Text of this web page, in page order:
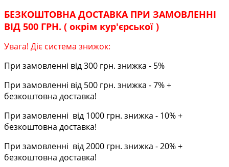
БЕЗКОШТОВНА ДОСТАВКА ПРИ ЗАМОВЛЕННІ
ВІД 500 ГРН. ( окрім кур'єрської )
Увага! Діє система знижок:
При замовленні від 300 грн. знижка - 5%
При замовленні від 500 грн. знижка - 7% +
безкоштовна доставка!
При замовленні від 1000 грн. знижка - 10% +
безкоштовна доставка!
При замовленні від 2000 грн. знижка - 20% +
безкоштовна доставка!